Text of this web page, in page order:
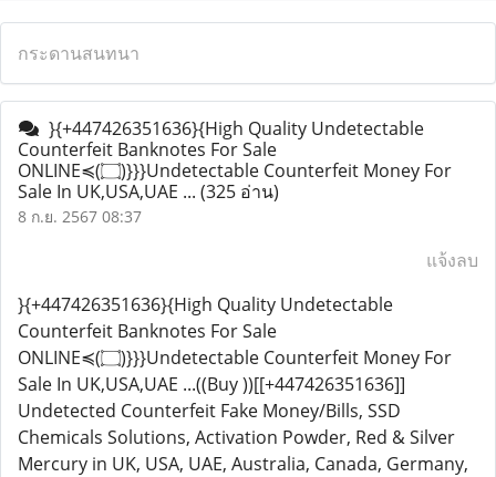
กระดานสนทนา
}{+447426351636}{High Quality Undetectable
Counterfeit Banknotes For Sale
ONLINE≼(۝)}}}Undetectable Counterfeit Money For
Sale In UK,USA,UAE ... (325 อ่าน)
8 ก.ย. 2567 08:37
แจ้งลบ
}{+447426351636}{High Quality Undetectable
Counterfeit Banknotes For Sale
ONLINE≼(۝)}}}Undetectable Counterfeit Money For
Sale In UK,USA,UAE ...((Buy ))[[+447426351636]]
Undetected Counterfeit Fake Money/Bills, SSD
Chemicals Solutions, Activation Powder, Red & Silver
Mercury in UK, USA, UAE, Australia, Canada, Germany,